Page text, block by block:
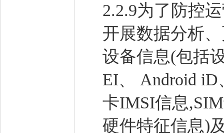
2.2.9为了防控
开展数据分析
设备信息(包括
EI、 Android
卡IMSI信息
硬件特征信息)